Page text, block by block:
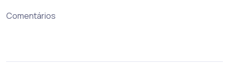
Comentários